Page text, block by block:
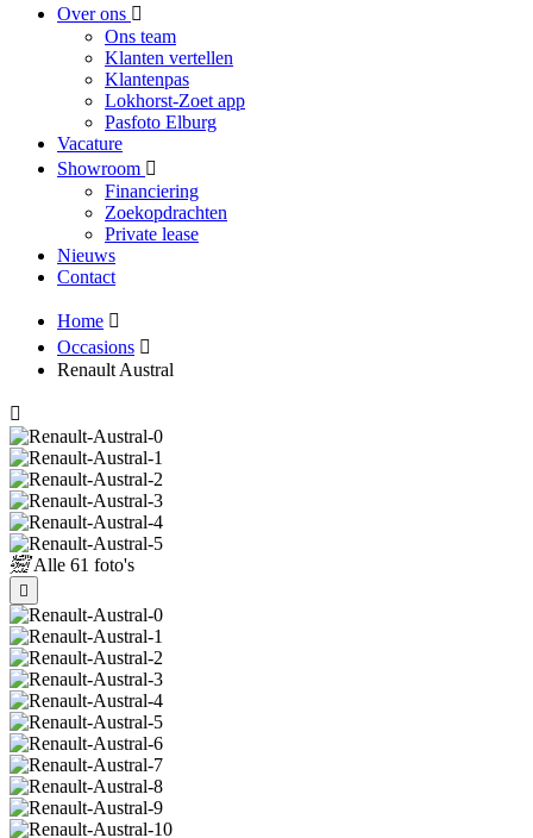
Over ons
Ons team
Klanten vertellen
Klantenpas
Lokhorst-Zoet app
Pasfoto Elburg
Vacature
Showroom
Financiering
Zoekopdrachten
Private lease
Nieuws
Contact
Home
Occasions
Renault Austral
Alle 61 foto's